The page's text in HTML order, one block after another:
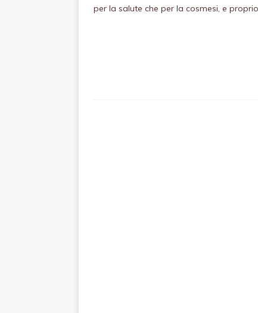
per la salute che per la cosmesi, e proprio